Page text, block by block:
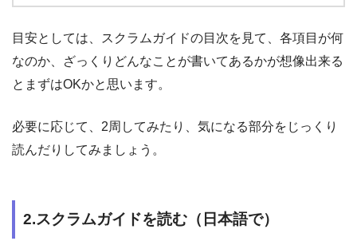
目安としては、スクラムガイドの目次を見て、各項目が何
なのか、ざっくりどんなことが書いてあるかが想像出来る
とまずはOKかと思います。
必要に応じて、2周してみたり、気になる部分をじっくり
読んだりしてみましょう。
2.スクラムガイドを読む（日本語で）